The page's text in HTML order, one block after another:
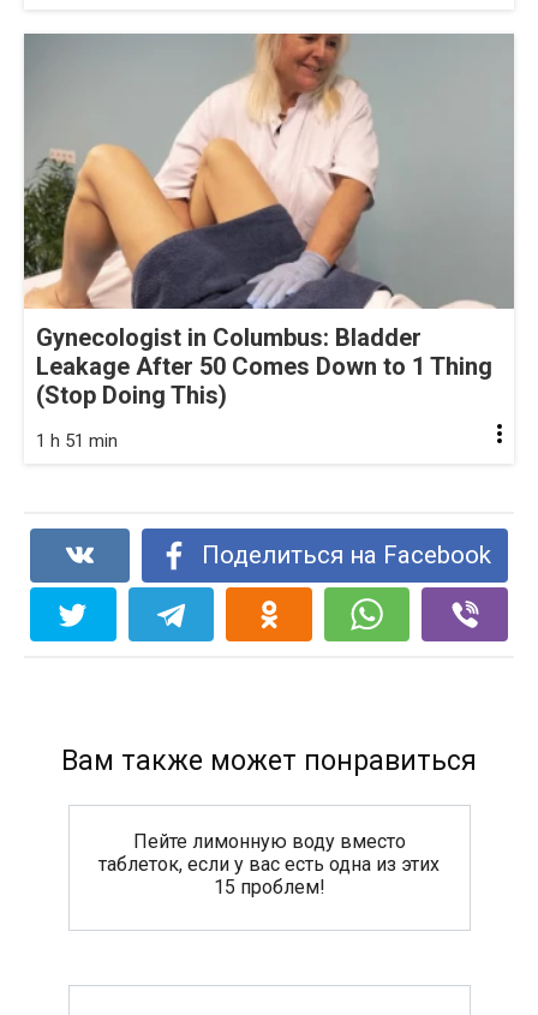
Gynecologist in Columbus: Bladder
Leakage After 50 Comes Down to 1 Thing
(Stop Doing This)
1 h 51 min
Поделиться на Facebook
Вам также может понравиться
Пейте лимонную воду вместо
таблеток, если у вас есть одна из этих
15 проблем!